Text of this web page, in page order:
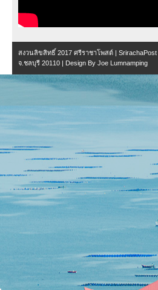
สงวนลิขสิทธิ์ 2017 ศรีราชาโพสต์ | SrirachaPost
จ.ชลบุรี 20110 | Design By Joe Lumnamping